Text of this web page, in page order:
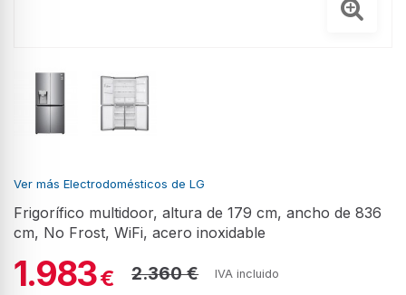
Ver más Electrodomésticos de LG
Frigorífico multidoor, altura de 179 cm, ancho de 836
cm, No Frost, WiFi, acero inoxidable
1.983€ 2.360 € IVA incluido